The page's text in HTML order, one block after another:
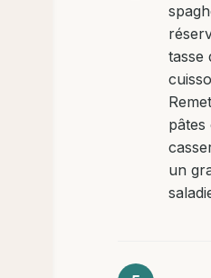
tasse
pâtes
un